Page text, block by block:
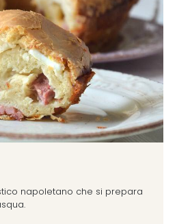
napoletano che si prepara